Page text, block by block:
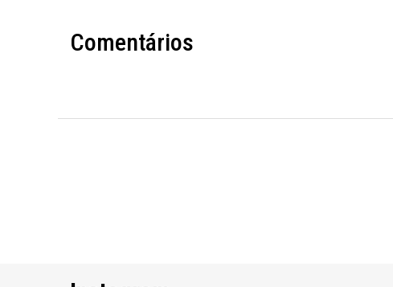
Comentários